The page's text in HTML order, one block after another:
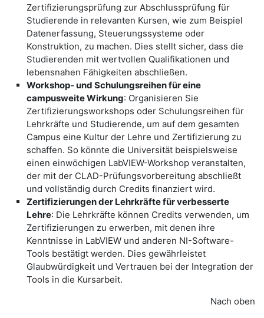
Zertifizierungsprüfung zur Abschlussprüfung für
Studierende in relevanten Kursen, wie zum Beispiel
Datenerfassung, Steuerungssysteme oder
Konstruktion, zu machen. Dies stellt sicher, dass die
Studierenden mit wertvollen Qualifikationen und
lebensnahen Fähigkeiten abschließen.
​Workshop- und Schulungsreihen für eine
campusweite Wirkung: Organisieren Sie
Zertifizierungsworkshops oder Schulungsreihen für
Lehrkräfte und Studierende, um auf dem gesamten
Campus eine Kultur der Lehre und Zertifizierung zu
schaffen. So könnte die Universität beispielsweise
einen einwöchigen LabVIEW-Workshop veranstalten,
der mit der CLAD-Prüfungsvorbereitung abschließt
und vollständig durch Credits finanziert wird.
​Zertifizierungen der Lehrkräfte für verbesserte
Lehre: Die Lehrkräfte können Credits verwenden, um
Zertifizierungen zu erwerben, mit denen ihre
Kenntnisse in LabVIEW und anderen NI-Software-
Tools bestätigt werden. Dies gewährleistet
Glaubwürdigkeit und Vertrauen bei der Integration der
Tools in die Kursarbeit.
Nach oben